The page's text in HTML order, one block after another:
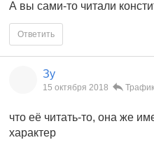
А вы сами-то читали
Ответить
Зу
15 октября 2018 Трафик
что её читать-то, она же
характер